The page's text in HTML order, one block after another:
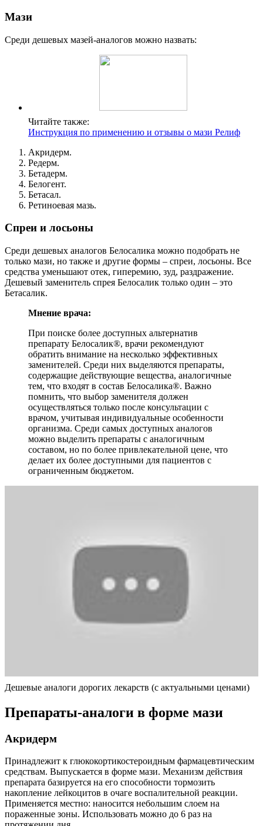
Мази
Среди дешевых мазей-аналогов можно назвать:
Читайте также:
Инструкция по применению и отзывы о мази Релиф
Акридерм.
Редерм.
Бетадерм.
Белогент.
Бетасал.
Ретиноевая мазь.
Спреи и лосьоны
Среди дешевых аналогов Белосалика можно подобрать не
только мази, но также и другие формы – спреи, лосьоны. Все
средства уменьшают отек, гиперемию, зуд, раздражение.
Дешевый заменитель спрея Белосалик только один – это
Бетасалик.
Мнение врача:
При поиске более доступных альтернатив
препарату Белосалик®, врачи рекомендуют
обратить внимание на несколько эффективных
заменителей. Среди них выделяются препараты,
содержащие действующие вещества, аналогичные
тем, что входят в состав Белосалика®. Важно
помнить, что выбор заменителя должен
осуществляться только после консультации с
врачом, учитывая индивидуальные особенности
организма. Среди самых доступных аналогов
можно выделить препараты с аналогичным
составом, но по более привлекательной цене, что
делает их более доступными для пациентов с
ограниченным бюджетом.
Дешевые аналоги дорогих лекарств (с актуальными ценами)
Препараты-аналоги в форме мази
Акридерм
Принадлежит к глюкокортикостероидным фармацевтическим
средствам. Выпускается в форме мази. Механизм действия
препарата базируется на его способности тормозить
накопление лейкоцитов в очаге воспалительной реакции.
Применяется местно: наносится небольшим слоем на
пораженные зоны. Использовать можно до 6 раз на